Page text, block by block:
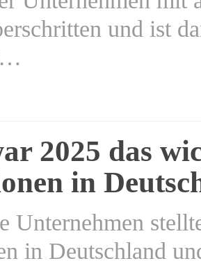
und ist
2025 das
in
Unternehmen
in Deutschland